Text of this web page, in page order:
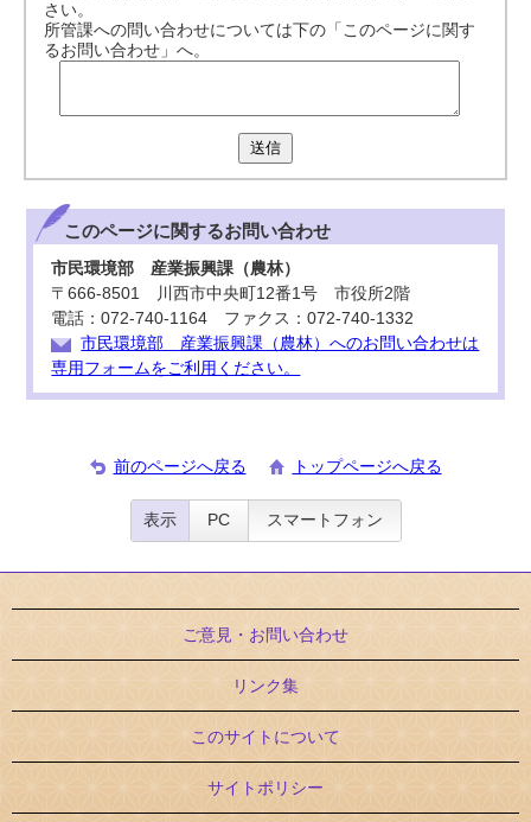
さい。
所管課への問い合わせについては下の「このページに関す
るお問い合わせ」へ。
送信
このページに関するお問い合わせ
市民環境部 産業振興課（農林）
〒666-8501 川西市中央町12番1号 市役所2階
電話：072-740-1164 ファクス：072-740-1332
市民環境部 産業振興課（農林）へのお問い合わせは
専用フォームをご利用ください。
前のページへ戻る トップページへ戻る
表示 PC スマートフォン
ご意見・お問い合わせ
リンク集
このサイトについて
サイトポリシー